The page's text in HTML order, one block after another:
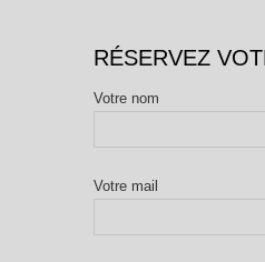
RÉSERVEZ
Votre nom
Votre mail